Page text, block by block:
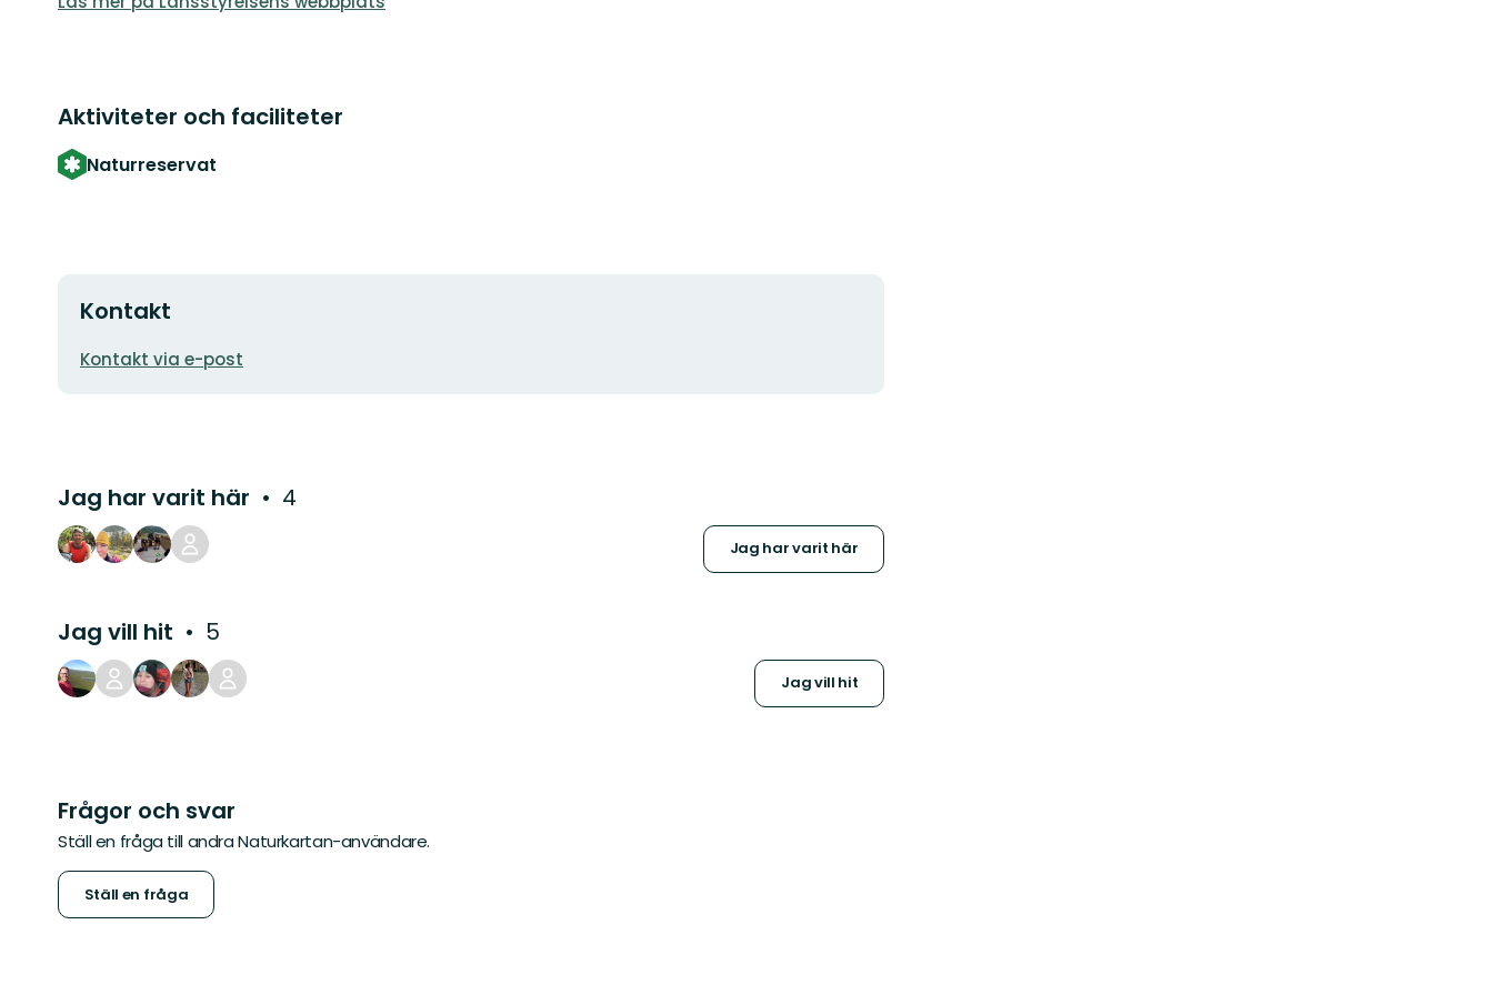
Aktiviteter och faciliteter
Naturreservat
Kontakt
E-
Kontakt via e-post
Jag har varit här 4
Jag har varit här
Jag vill hit 5
Jag vill hit
Frågor och svar
Ställ en fråga till andra Naturkartan-användare.
Ställ en fråga